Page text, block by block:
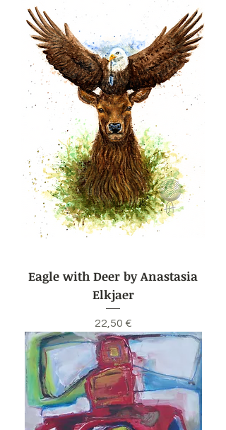
Eagle with Deer by Anastasia
Elkjaer
Preis
22,50 €